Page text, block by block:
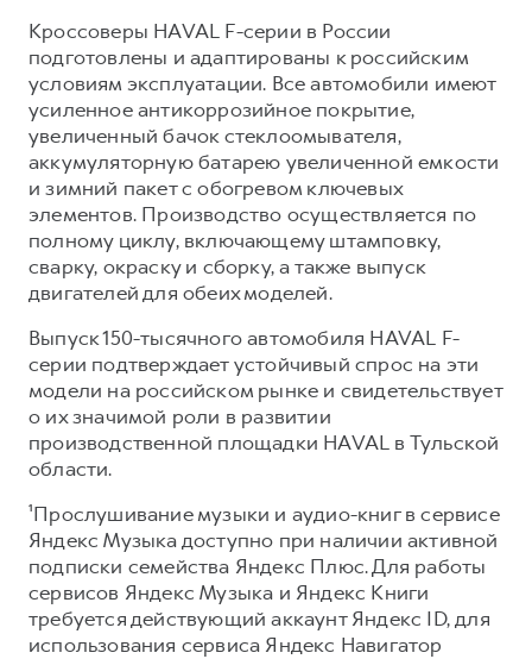
Кроссоверы HAVAL F-серии в России
подготовлены и адаптированы к российским
условиям эксплуатации. Все автомобили имеют
усиленное антикоррозийное покрытие,
увеличенный бачок стеклоомывателя,
аккумуляторную батарею увеличенной емкости
и зимний пакет с обогревом ключевых
элементов. Производство осуществляется по
полному циклу, включающему штамповку,
сварку, окраску и сборку, а также выпуск
двигателей для обеих моделей.
Выпуск 150-тысячного автомобиля HAVAL F-
серии подтверждает устойчивый спрос на эти
модели на российском рынке и свидетельствует
о их значимой роли в развитии
производственной площадки HAVAL в Тульской
области.
¹Прослушивание музыки и аудио-книг в сервисе
Яндекс Музыка доступно при наличии активной
подписки семейства Яндекс Плюс. Для работы
сервисов Яндекс Музыка и Яндекс Книги
требуется действующий аккаунт Яндекс ID, для
использования сервиса Яндекс Навигатор